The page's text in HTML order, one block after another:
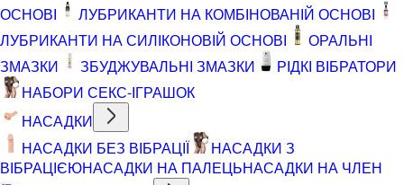
ОСНОВІ
ЛУБРИКАНТИ НА КОМБІНОВАНІЙ ОСНОВІ
ЛУБРИКАНТИ НА СИЛІКОНОВІЙ ОСНОВІ
ОРАЛЬНІ
ЗМАЗКИ
ЗБУДЖУВАЛЬНІ ЗМАЗКИ
РІДКІ ВІБРАТОРИ
НАБОРИ СЕКС-ІГРАШОК
НАСАДКИ
НАСАДКИ БЕЗ ВІБРАЦІЇ
НАСАДКИ З
ВІБРАЦІЄЮНАСАДКИ НА ПАЛЕЦЬНАСАДКИ НА ЧЛЕН